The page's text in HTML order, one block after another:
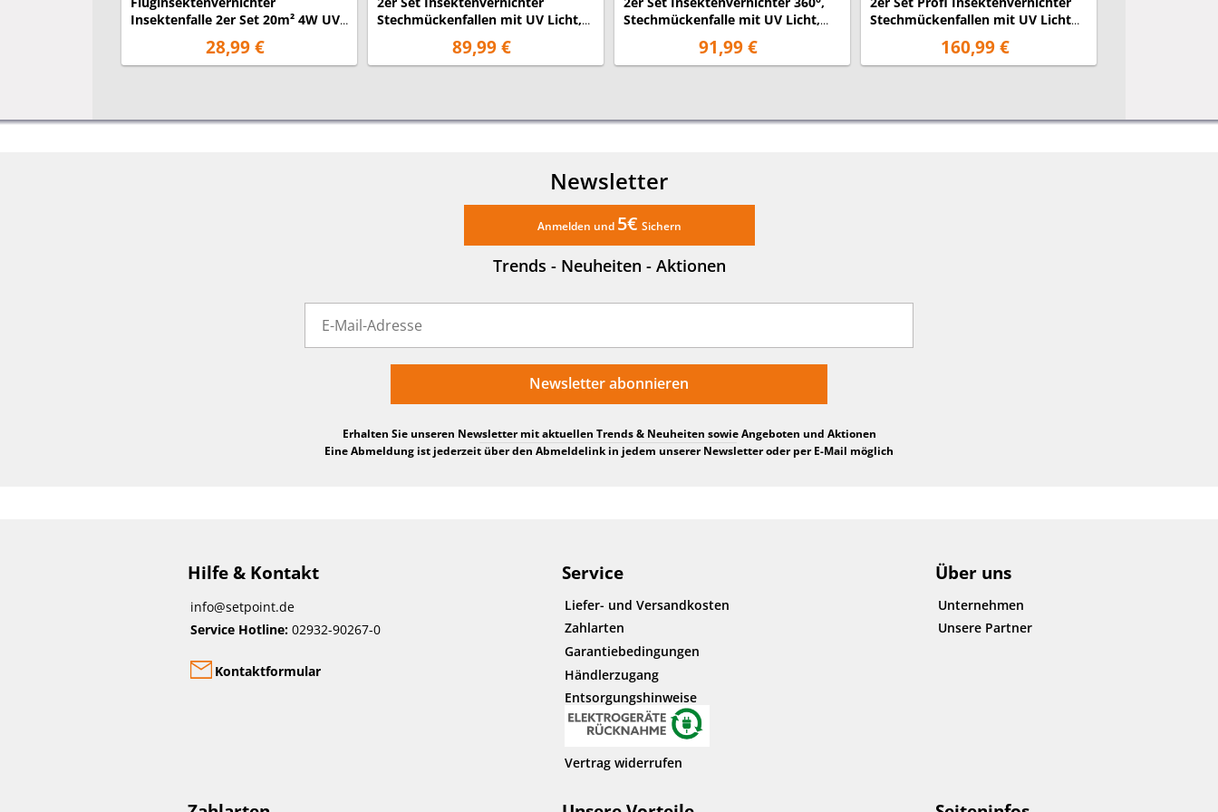
Insektenfalle 2er Set 20m² 4W UV
Auffangschale28,99 €
Stechmückenfallen mit UV Licht,
Bereich je 100m²89,99 €
Stechmückenfalle mit UV Licht,
Bereich je 150m²91,99 €
Stechmückenfallen mit UV Licht
für je 600m²160,99 €
Newsletter
Anmelden und 5€ Sichern
Trends - Neuheiten - Aktionen
Newsletter abonnieren
Erhalten Sie unseren Newsletter mit aktuellen Trends & Neuheiten sowie Angeboten und Aktionen
Eine Abmeldung ist jederzeit über den Abmeldelink in jedem unserer Newsletter oder per E-Mail möglich
Hilfe & Kontakt
info@setpoint.de
Service Hotline: 02932-90267-0
Kontaktformular
Service
Liefer- und Versandkosten
Zahlarten
Garantiebedingungen
Händlerzugang
Entsorgungshinweise
Vertrag widerrufen
Über uns
Unternehmen
Unsere Partner